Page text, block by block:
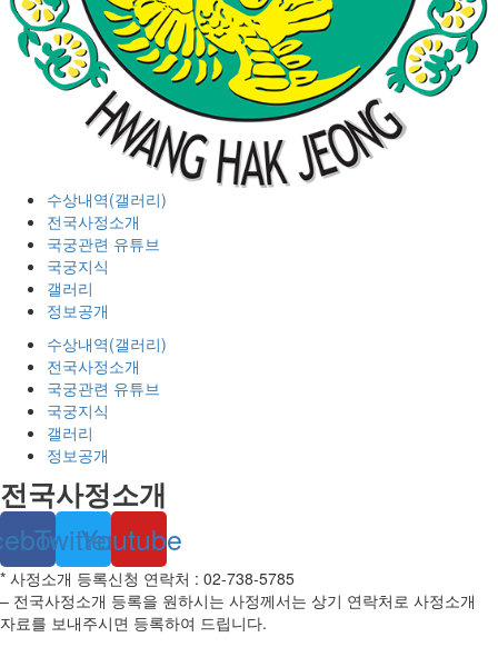
수상내역(갤러리)
전국사정소개
국궁관련 유튜브
국궁지식
갤러리
정보공개
수상내역(갤러리)
전국사정소개
국궁관련 유튜브
국궁지식
갤러리
정보공개
전국사정소개
TwitterYoutube
* 사정소개 등록신청 연락처 : 02-738-5785
– 전국사정소개 등록을 원하시는 사정께서는 상기 연락처로 사정소개
자료를 보내주시면 등록하여 드립니다.